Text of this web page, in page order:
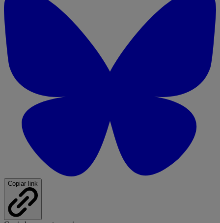
Copiar link